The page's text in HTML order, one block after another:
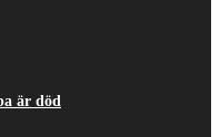
är död